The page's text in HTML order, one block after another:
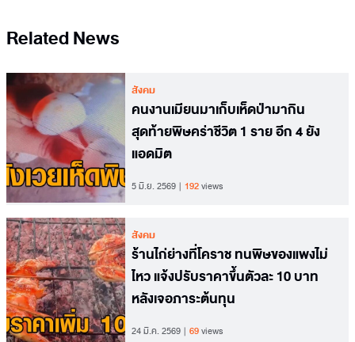
Related News
สังคม
คนงานเมียนมาเก็บเห็ดป่ามากิน
สุดท้ายพิษคร่าชีวิต 1 ราย อีก 4 ยัง
แอดมิต
5 มิ.ย. 2569 192views
สังคม
ร้านไก่ย่างที่โคราช ทนพิษของแพงไม่
ไหว แจ้งปรับราคาขึ้นตัวละ 10 บาท
หลังเจอภาระต้นทุน
24 มี.ค. 2569 69views